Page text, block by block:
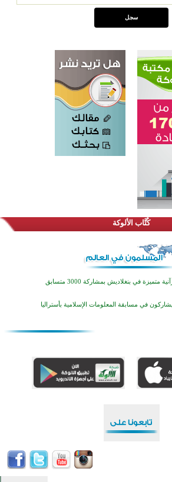
كُتَّاب الألوكة
متميزة في بنغلاديش بمشاركة 3000 متسابق
أستراليا يفتتح أبوابه بعد سنوات من العمل والعطاء
لمسابقة حفظ وتلاوة القرآن الكريم في أزناكاييف